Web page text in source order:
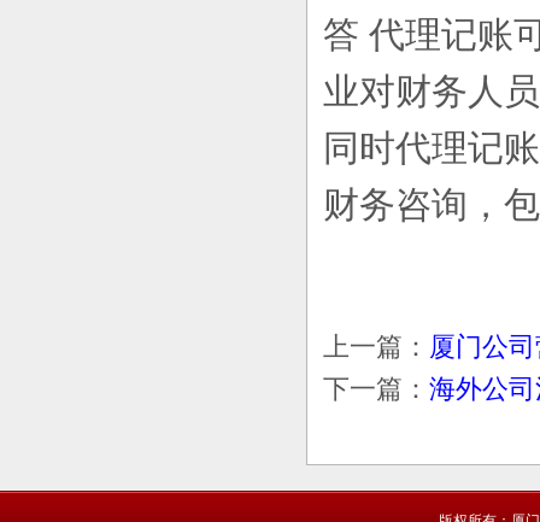
答 代理记账
业对财务人
同时代理记
财务咨询，
上一篇： 厦门公
下一篇： 海外公